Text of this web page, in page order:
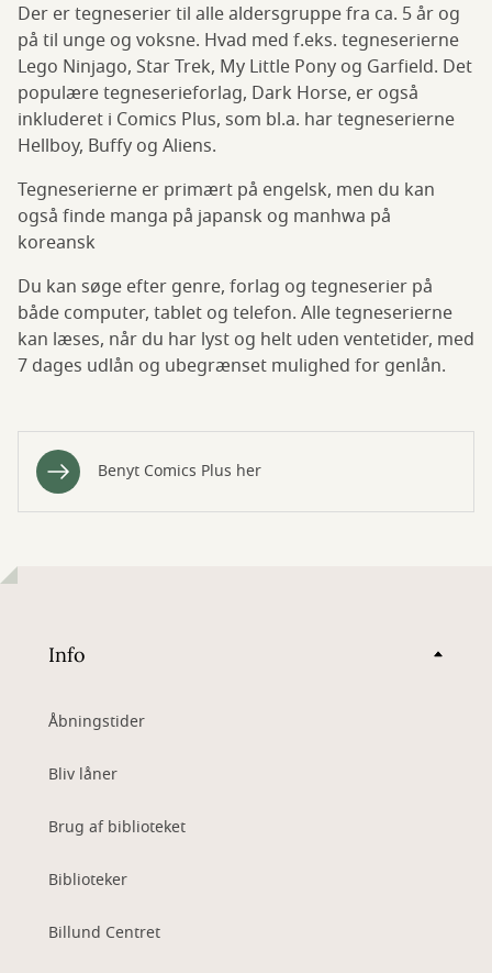
Der er tegneserier til alle aldersgruppe fra ca. 5 år og
på til unge og voksne. Hvad med f.eks. tegneserierne
Lego Ninjago, Star Trek, My Little Pony og Garfield. Det
populære tegneserieforlag, Dark Horse, er også
inkluderet i Comics Plus, som bl.a. har tegneserierne
Hellboy, Buffy og Aliens.
Tegneserierne er primært på engelsk, men du kan
også finde manga på japansk og manhwa på
koreansk
Du kan søge efter genre, forlag og tegneserier på
både computer, tablet og telefon. Alle tegneserierne
kan læses, når du har lyst og helt uden ventetider, med
7 dages udlån og ubegrænset mulighed for genlån.
Benyt Comics Plus her
Info
Åbningstider
Bliv låner
Brug af biblioteket
Biblioteker
Billund Centret